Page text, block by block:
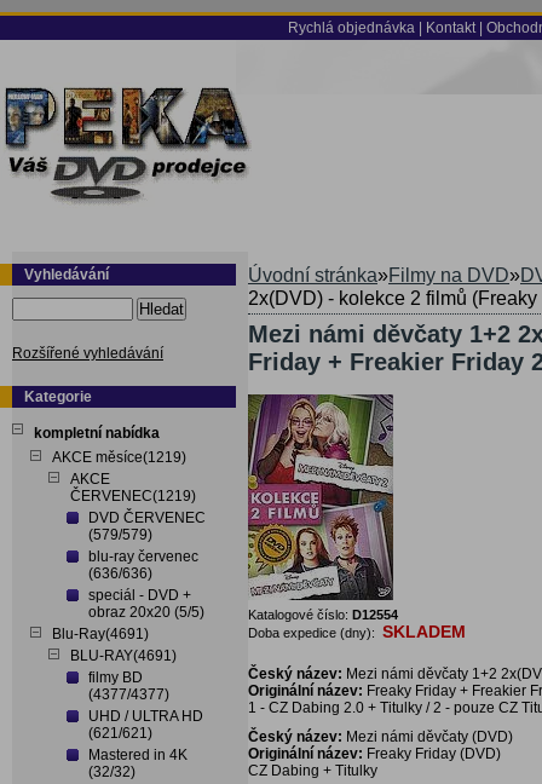
Rychlá objednávka Kontakt
Vyhledávání
Hledat
Rozšířené vyhledávání
Kategorie
kompletní nabídka
AKCE měsíce(1219)
AKCE
ČERVENEC(1219)
DVD ČERVENEC
(579/579)
blu-ray červenec
(636/636)
speciál - DVD +
obraz 20x20 (5/5)
Blu-Ray(4691)
BLU-RAY(4691)
filmy BD
(4377/4377)
UHD / ULTRA HD
(621/621)
Mastered in 4K
(32/32)
Úvodní stránka»Filmy na DVD»
2x(DVD) - kolekce 2 filmů
Mezi námi děvčaty 1+2
Friday + Freakier Friday
Katalogové číslo: D12554
Doba expedice (dny): SKLADEM
Český název: Mezi námi děvčaty 1+2
Originální název: Freaky Friday + Freakier
1 - CZ Dabing 2.0 + Titulky / 2 - pouze CZ
Český název: Mezi námi děvčaty (DVD)
Originální název: Freaky Friday (DVD)
CZ Dabing + Titulky